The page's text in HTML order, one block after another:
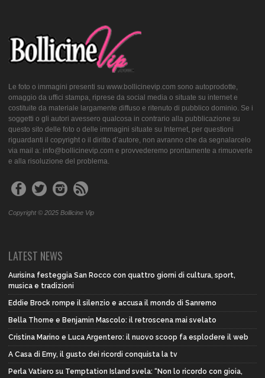
Le foto o immagini presenti su www.bollicinevip.com sono autoprodotte,
omaggio da uffici stampa, riprese da social media o situate su internet e
costituite da materiale largamente diffuso e ritenuto di pubblico dominio. Se i
soggetti o gli autori avessero qualcosa in contrario alla pubblicazione su
questo sito delle foto o delle immagini situate su Internet, per questioni
riguardanti il copyright o il diritto d’autore, non avranno che da segnalarcelo
via mail a: info@bollicinevip.com e provvederemo prontamente a rimuoverle
e alla risoluzione del problema.
Copyright © 2025 Bollicine Vip
LATEST NEWS
Aurisina festeggia San Rocco con quattro giorni di cultura, sport,
musica e tradizioni
Eddie Brock rompe il silenzio e accusa il mondo di Sanremo
Bella Thorne e Benjamin Mascolo: il retroscena mai svelato
Cristina Marino e Luca Argentero: il nuovo scoop fa esplodere il web
A Casa di Emy, il gusto dei ricordi conquista la tv
Perla Vatiero su Temptation Island svela: “Non lo ricordo con gioia,